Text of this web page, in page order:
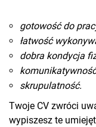
gotowość do
łatwość
dobra kondycja
skrupulatność.
Twoje CV zwróci
wypiszesz te